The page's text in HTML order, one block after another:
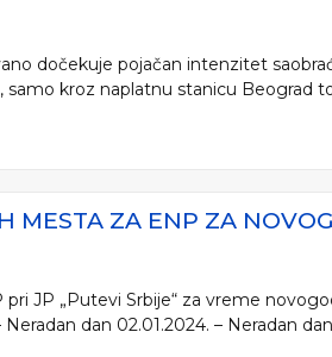
dočekuje pojačan intenzitet
samo kroz naplatnu stanicu Beograd
MESTA ZA ENP ZA
JP „Putevi Srbije“ za vreme
dan 02.01.2024. – Neradan